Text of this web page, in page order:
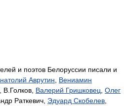
и поэтов Белоруссии писали и
Аврутин
Вениамин
В.Голков, Валерий Гришковец Олег
Раткевич, Эдуард Скобелев